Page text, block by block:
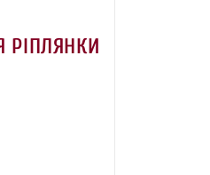
РІПЛЯНКИ